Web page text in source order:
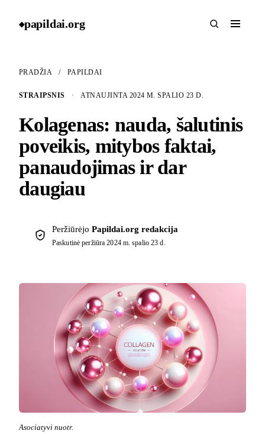
◆papildai.org
PRADŽIA / PAPILDAI
STRAIPSNIS · ATNAUJINTA 2024 M. SPALIO 23 D.
Kolagenas: nauda, šalutinis
poveikis, mitybos faktai,
panaudojimas ir dar
daugiau
Peržiūrėjo Papildai.org redakcija
Paskutinė peržiūra2024 m. spalio 23 d.
Asociatyvi nuotr.